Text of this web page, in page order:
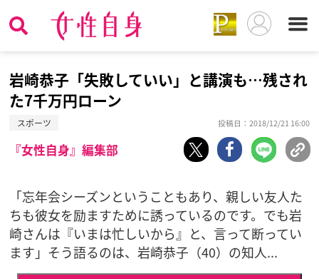
岩崎恭子「失敗していい」と講演も…残され
た7千万円ローン
スポーツ 投稿日：2018/12/21 16:00
『女性自身』編集部
「忘年会シーズンということもあり、親しい友人た
ちも彼女を励ますために誘っているのです。でも岩
崎さんは『いまは忙しいから』と、言って断ってい
ます」そう語るのは、岩崎恭子（40）の知人...